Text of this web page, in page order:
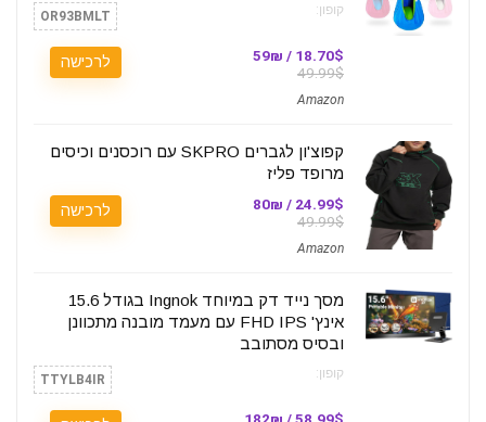
קופון: OR93BMLT
18.70$ / 59₪
49.99$
Amazon
לרכישה
קפוצ'ון לגברים SKPRO עם רוכסנים וכיסים
מרופד פליז
24.99$ / 80₪
49.99$
Amazon
לרכישה
מסך נייד דק במיוחד Ingnok בגודל 15.6
אינץ' FHD IPS עם מעמד מובנה מתכוונן
ובסיס מסתובב
קופון: TTYLB4IR
58.99$ / 182₪